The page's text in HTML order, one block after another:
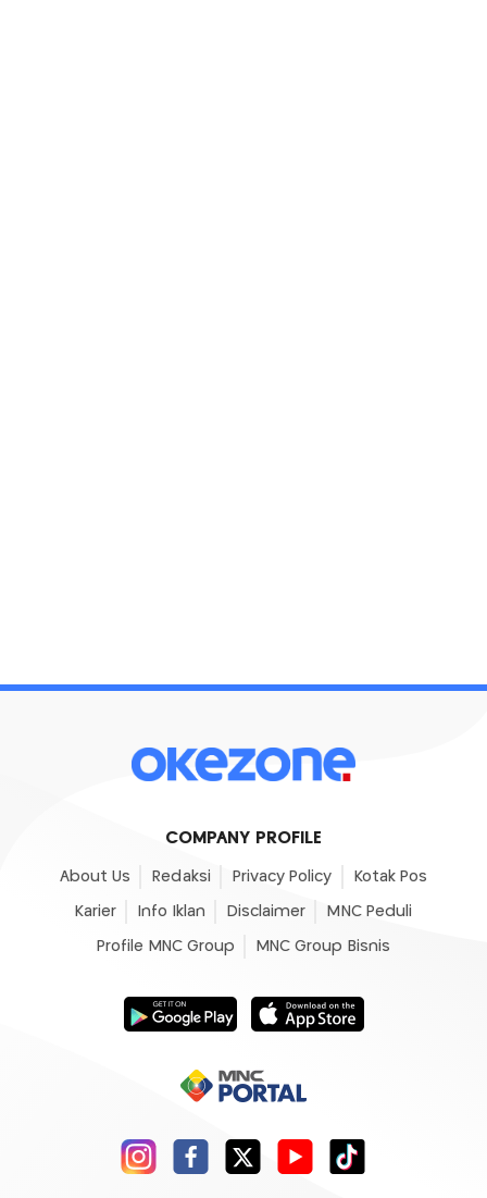
COMPANY PROFILE
About Us Redaksi Privacy Policy Kotak Pos
Karier Info Iklan Disclaimer MNC Peduli
Profile MNC Group MNC Group Bisnis